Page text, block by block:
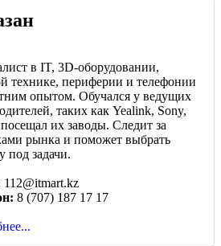
в IT, 3D-оборудовании,
технике, периферии и телефонии
опытом. Обучался у ведущих
таких как Yealink, Sony,
их заводы. Следит за
рынка и поможет выбрать
под задачи.
112@itmart.kz
8 (707) 187 17 17